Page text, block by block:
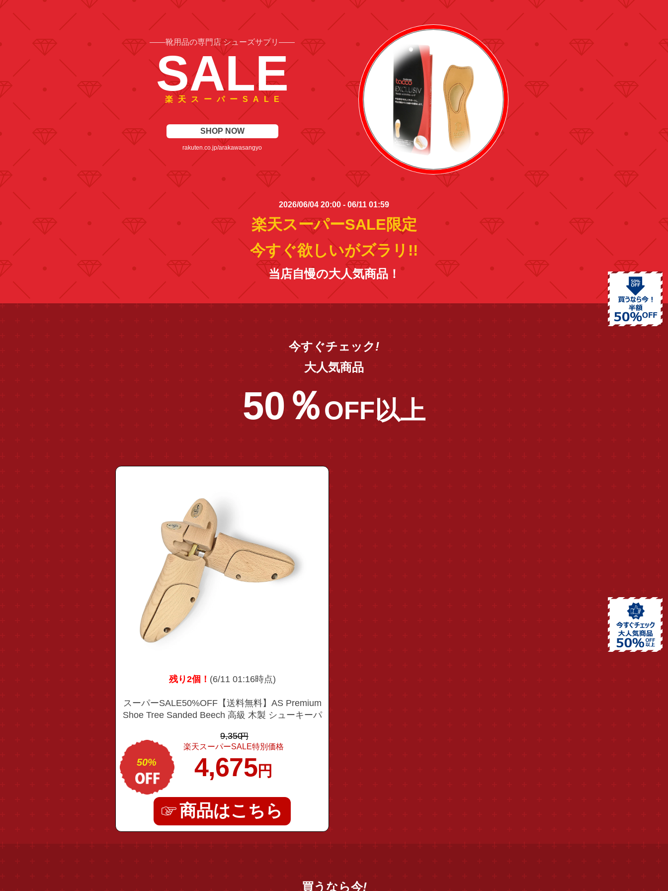
2026/06/04 20:00 - 06/11 01:59
楽天スーパーSALE限定
今すぐ欲しいがズラリ!!
当店自慢の大人気商品！
今すぐチェック!
大人気商品
50％OFF以上
"sale_as_sb"
残り2個！ (6/11 01:16時点)
スーパーSALE50%OFF【送料無料】AS Premium
Shoe Tree Sanded Beech 高級 木製 シューキーパ
9,350円
楽天スーパーSALE特別価格
4,675円
50%
商品はこちら
買うなら今!